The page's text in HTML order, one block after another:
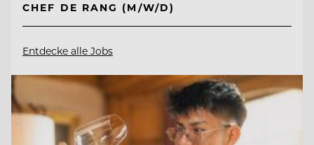
CHEF DE RANG (M/W/D)
Entdecke alle Jobs